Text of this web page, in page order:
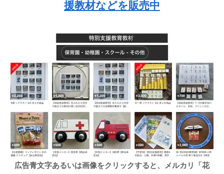
援教材などを販売中
広告青文字あるいは画像をクリックすると、メルカリ「花